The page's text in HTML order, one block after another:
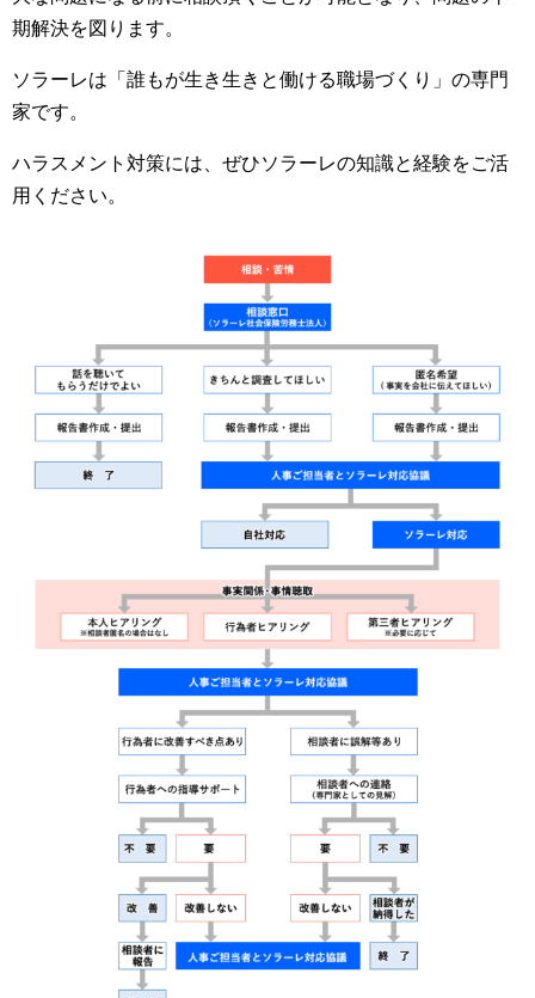
期解決を図ります。
ソラーレは「誰もが生き生きと働ける職場づくり」の専門
家です。
ハラスメント対策には、ぜひソラーレの知識と経験をご活
用ください。